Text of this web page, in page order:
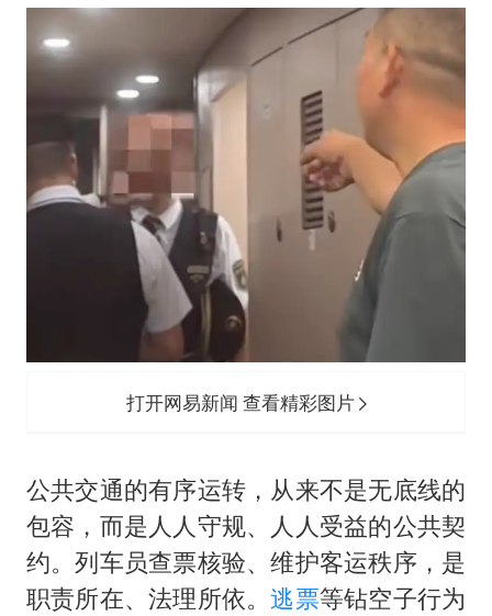
打开网易新闻 查看精彩图片
公共交通的有序运转，从来不是无底线的
包容，而是人人守规、人人受益的公共契
约。列车员查票核验、维护客运秩序，是
职责所在、法理所依。逃票等钻空子行为